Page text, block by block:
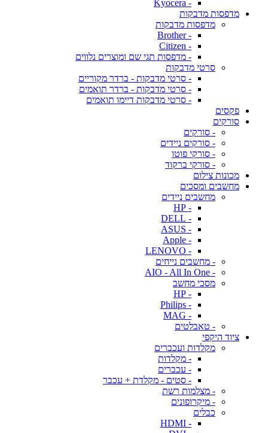
- Kyocera
מדפסות מדבקות
מדפסות מדבקות
- Brother
- Citizen
- מדפסות תגי שם ומוצרים נלווים
סרטי מדבקות
- סרטי מדבקות - ברדר מקוריים
- סרטי מדבקות - ברדר תואמים
- סרטי מדבקות דיימו תואמים
פקסים
סורקים
- סורקים
- סורקים ניידים
- סורקי פוטו
- סורקי ברקוד
מכונות צילום
מחשבים ומסכים
מחשבים ניידים
- HP
- DELL
- ASUS
- Apple
- LENOVO
- מחשבים נייחים
- AIO - All In One
מסכי מחשב
- HP
- Philips
- MAG
- טאבלטים
ציוד היקפי
מקלדות ועכברים
- מקלדות
- עכברים
- סטים - מקלדת + עכבר
- מצלמות רשת
- מיקרופונים
כבלים
- HDMI